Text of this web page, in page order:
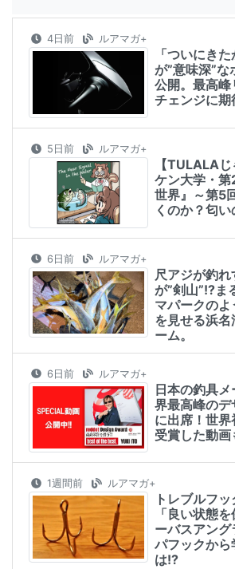
4日前 ルアマガ+
「ついにき
が”意味深”
公開。最高
チェンジに
5日前 ルアマガ+
【TULALA
ケン大学・
世界』～第5
くのか？匂
6日前 ルアマガ+
尺アジが釣
が”剣山”!?ま
マパークのよ
を見せる浜
ーム。
6日前 ルアマガ+
日本の釣具
界最高峰の
に出席！世
受賞した動画
1週間前 ルアマガ+
トレブルフ
「良い状態
ーバスアン
パフックから
は!?